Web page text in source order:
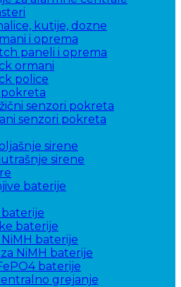
kutije, dozne
i oprema
paneli i oprema
ormani
police
senzori pokreta
senzori pokreta
sirene
sirene
baterije
baterije
baterije
NiMH baterije
baterije
grejanje